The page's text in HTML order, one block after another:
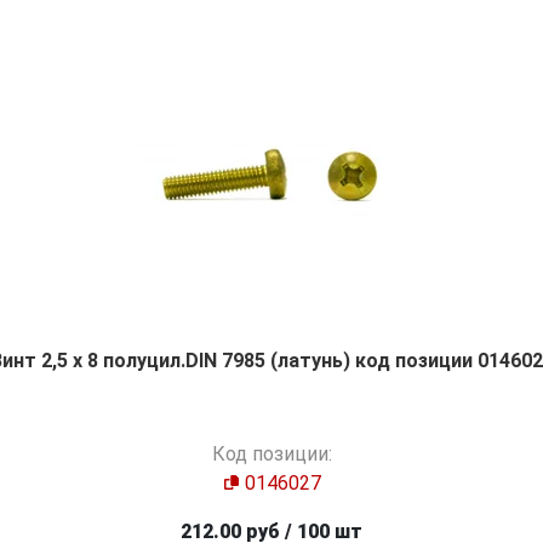
2,5 х 8 полуцил.DIN 7985 (латунь) код позиции
Код позиции:
0146027
212.00 руб / 100 шт